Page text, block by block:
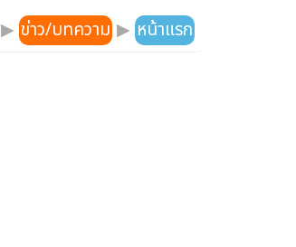
▶ ข่าว/บทความ ▶ หน้าแรก